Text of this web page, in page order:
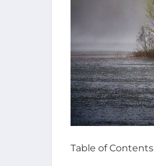
Table of Contents